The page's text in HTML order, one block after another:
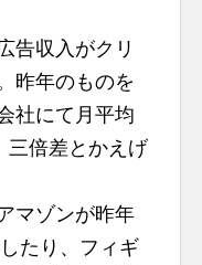
告収入がクリ
昨年のものを
社にて月平均
三倍差とかえげ
マゾンが昨年
たり、フィギ